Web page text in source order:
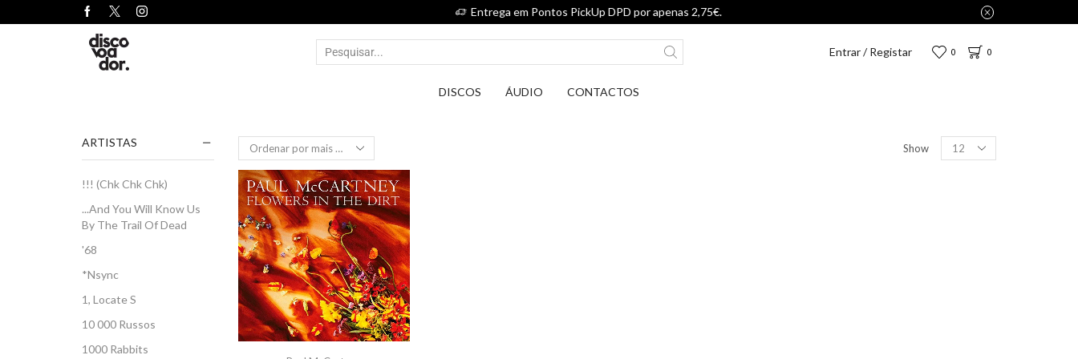
Entrega em Pontos PickUp DPD por apenas 2,75€.
Entrar / Registar 0 0
DISCOS ÁUDIO CONTACTOS
Show
ARTISTAS
!!! (Chk Chk Chk)
...And You Will Know Us
By The Trail Of Dead
'68
*Nsync
1, Locate S
10 000 Russos
1000 Rabbits